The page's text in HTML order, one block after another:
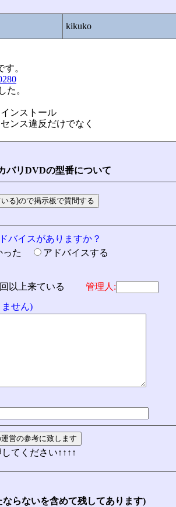
kikuko
。
た。
ンストール
ンス違反だけでなく
バリDVDの型番について
バイスがありますか？
った
アドバイスする
回以上来ている 管理人:
せん)
てください↑↑↑↑
らないを含めて残してあります)